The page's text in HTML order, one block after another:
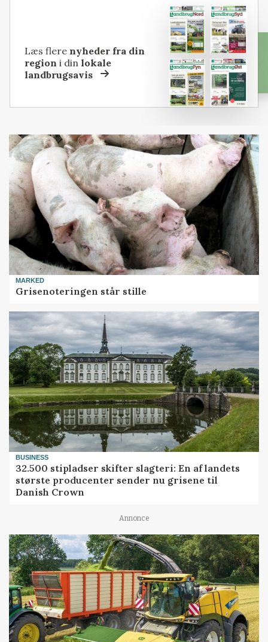
Læs flere nyheder fra din
region i dinlokale
landbrugsavis
MARKED
Grisenoteringen står stille
BUSINESS
32.500 stipladser skifter slagteri: En af landets
største producenter sender nu grisene til
Danish Crown
Annonce